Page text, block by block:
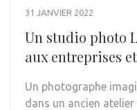
31 JANVIER 2022
Un studio photo
aux entreprises
Un photographe
dans un ancien